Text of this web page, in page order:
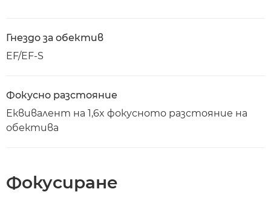
Гнездо за обектив
EF/EF-S
Фокусно разстояние
Еквивалент на 1,6x фокусното разстояние на
обектива
Фокусиране